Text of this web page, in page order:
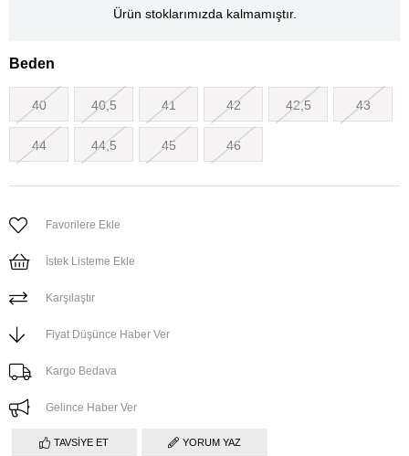
Ürün stoklarımızda kalmamıştır.
Beden
40 40,5 41 42 42,5 43
44 44,5 45 46
Favorilere Ekle
İstek Listeme Ekle
Karşılaştır
Fiyat Düşünce Haber Ver
Kargo Bedava
Gelince Haber Ver
TAVSIYE ET YORUM YAZ